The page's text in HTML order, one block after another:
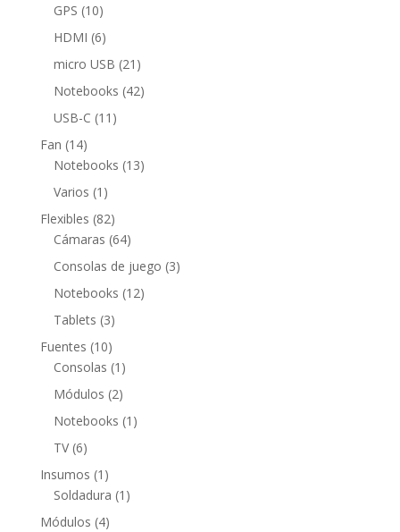
GPS 1010
productos
HDMI 66
productos
micro USB 21 21
productos
Notebooks 4242
USB-C 11 11
Fan 1414
productos
Notebooks 1313
Varios 1 1
producto
Flexibles 8282
productos
Cámaras 6464
productos
Consolas de juego 33
Notebooks 1212
Tablets 33
productos
Fuentes 1010
productos
Consolas 1 1
producto
Módulos 22
productos
Notebooks 1 1
TV 66
productos
Insumos 1 1
producto
Soldadura 1 1
Módulos 44